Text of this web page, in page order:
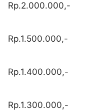
Rp.2.000.000,-
Rp.1.500.000,-
Rp.1.400.000,-
Rp.1.300.000,-